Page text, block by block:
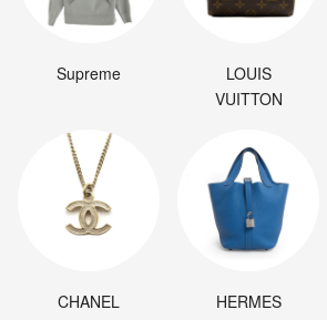
Supreme
LOUIS
VUITTON
CHANEL HERMES